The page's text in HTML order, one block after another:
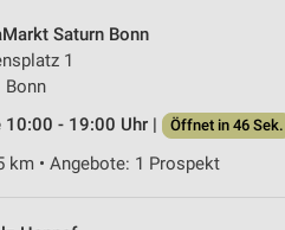
Saturn Bonn
1
Bonn
10:00 - 19:00 Uhr |
Öffnet in 46 Sek.
km • Angebote: 1 Prospekt